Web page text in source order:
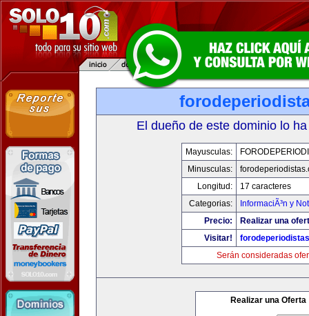
El dueño de este dominio lo
Mayusculas:
Minusculas:
Longitud:
17 caracteres
Categorias:
InformaciÃ³n y
Precio:
Realizar una
Visitar!
Serán consideradas
Realizar una Oferta